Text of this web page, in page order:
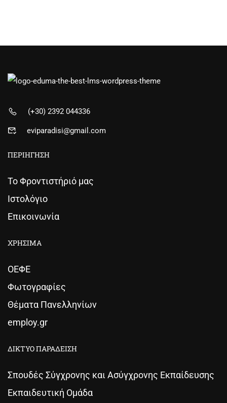
(+30) 2392 044336
eviparadisi@gmail.com
ΠΕΡΙΗΓΗΣΗ
Το Φροντιστήριό μας
Ιστολόγιο
Επικοινωνία
ΧΡΗΣΙΜΑ
ΟΕΦΕ
Φωτογραφίες
Θέματα Πανελληνίων
employ.gr
ΔΙΚΤΥΟ ΠΑΡΑΔΕΙΣΗ
Σπουδές Σύγχρονης και Ασύγχρονης Εκπαίδευσης
Εκπαιδευτική Ομάδα